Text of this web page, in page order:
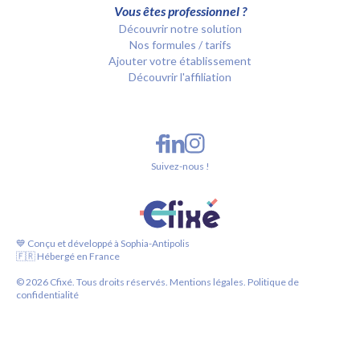
Vous êtes professionnel ?
Découvrir notre solution
Nos formules / tarifs
Ajouter votre établissement
Découvrir l'affiliation
💙 Conçu et développé à Sophia-Antipolis
🇫🇷 Hébergé en France
©2026 Cfixé. Tous droits réservés. Mentions légales. Politique de
confidentialité
Suivez-nous !